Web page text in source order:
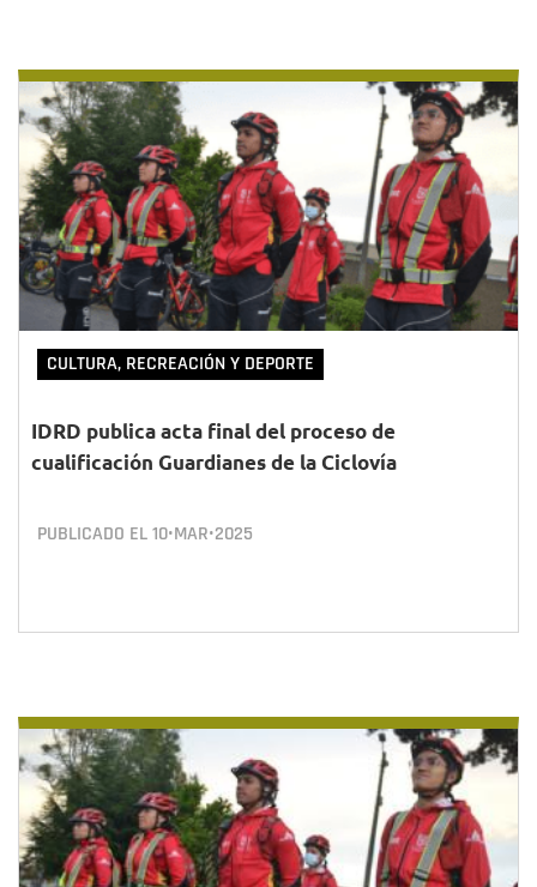
CULTURA, RECREACIÓN Y DEPORTE
IDRD publica acta final del proceso de
cualificación Guardianes de la Ciclovía
PUBLICADO EL10•MAR•2025